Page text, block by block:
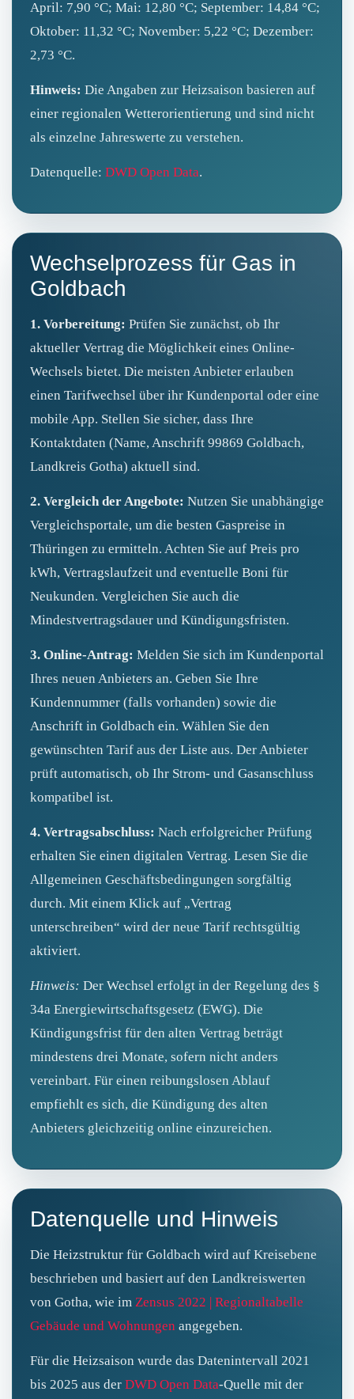
April: 7,90 °C; Mai: 12,80 °C; September: 14,84 °C;
Oktober: 11,32 °C; November: 5,22 °C; Dezember:
2,73 °C.
Hinweis: Die Angaben zur Heizsaison basieren auf
einer regionalen Wetterorientierung und sind nicht
als einzelne Jahreswerte zu verstehen.
Datenquelle: DWD Open Data.
Wechselprozess für Gas in
Goldbach
1. Vorbereitung: Prüfen Sie zunächst, ob Ihr
aktueller Vertrag die Möglichkeit eines Online-
Wechsels bietet. Die meisten Anbieter erlauben
einen Tarifwechsel über ihr Kundenportal oder eine
mobile App. Stellen Sie sicher, dass Ihre
Kontaktdaten (Name, Anschrift 99869 Goldbach,
Landkreis Gotha) aktuell sind.
2. Vergleich der Angebote: Nutzen Sie unabhängige
Vergleichsportale, um die besten Gaspreise in
Thüringen zu ermitteln. Achten Sie auf Preis pro
kWh, Vertragslaufzeit und eventuelle Boni für
Neukunden. Vergleichen Sie auch die
Mindestvertragsdauer und Kündigungsfristen.
3. Online-Antrag: Melden Sie sich im Kundenportal
Ihres neuen Anbieters an. Geben Sie Ihre
Kundennummer (falls vorhanden) sowie die
Anschrift in Goldbach ein. Wählen Sie den
gewünschten Tarif aus der Liste aus. Der Anbieter
prüft automatisch, ob Ihr Strom- und Gasanschluss
kompatibel ist.
4. Vertragsabschluss: Nach erfolgreicher Prüfung
erhalten Sie einen digitalen Vertrag. Lesen Sie die
Allgemeinen Geschäftsbedingungen sorgfältig
durch. Mit einem Klick auf „Vertrag
unterschreiben“ wird der neue Tarif rechtsgültig
aktiviert.
Hinweis: Der Wechsel erfolgt in der Regelung des §
34a Energiewirtschaftsgesetz (EWG). Die
Kündigungsfrist für den alten Vertrag beträgt
mindestens drei Monate, sofern nicht anders
vereinbart. Für einen reibungslosen Ablauf
empfiehlt es sich, die Kündigung des alten
Anbieters gleichzeitig online einzureichen.
Datenquelle und Hinweis
Die Heizstruktur für Goldbach wird auf Kreisebene
beschrieben und basiert auf den Landkreiswerten
von Gotha, wie im Zensus 2022 | Regionaltabelle
Gebäude und Wohnungen angegeben.
Für die Heizsaison wurde das Datenintervall 2021
bis 2025 aus der DWD Open Data-Quelle mit der